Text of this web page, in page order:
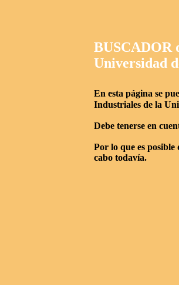
BUSCADOR
Universidad
En esta página se
Industriales de la
Debe tenerse en
Por lo que es posible
cabo todavía.